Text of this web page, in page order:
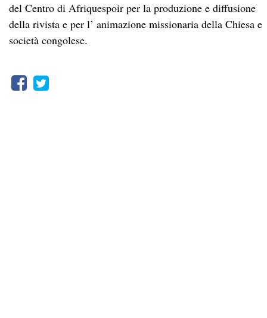
del Centro di Afriquespoir per la produzione e diffusione
della rivista e per l’ animazione missionaria della Chiesa e
società congolese.